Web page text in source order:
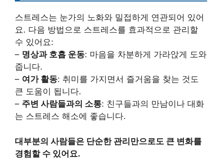
스트레스는 눈가의 노화와 밀접하게 연관되어 있어
요. 다음 방법으로 스트레스를 효과적으로 관리할
수 있어요:
– 명상과 호흡 운동: 마음을 차분하게 가라앉게 도와
줍니다.
– 여가 활동: 취미를 가지면서 즐거움을 찾는 것도
큰 도움이 됩니다.
– 주변 사람들과의 소통: 친구들과의 만남이나 대화
는 스트레스 해소에 좋습니다.
대부분의 사람들은 단순한 관리만으로도 큰 변화를
경험할 수 있어요.